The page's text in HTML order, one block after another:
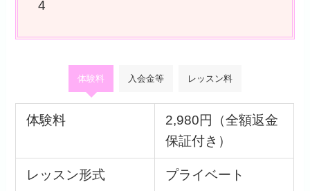
4
体験料 入会金等 レッスン料
体験料
2,980円（全額返金
保証付き）
レッスン形式 プライベート